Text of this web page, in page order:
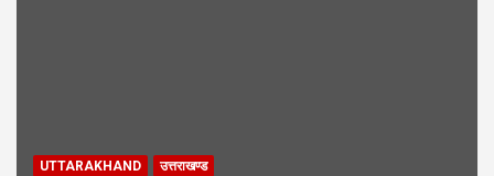
UTTARAKHAND उत्तराखण्ड